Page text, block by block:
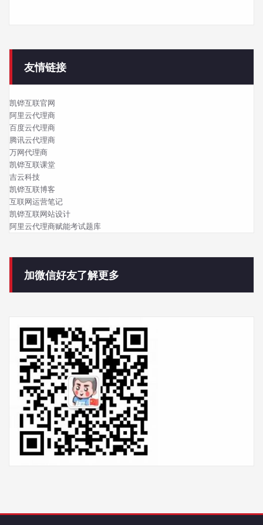
友情链接
凯铧互联官网
阿里云代理商
百度云代理商
腾讯云代理商
万网代理商
凯铧互联课堂
吉云科技
凯铧互联博客
互联网运营笔记
凯铧互联网站设计
阿里云代理商赋能考试题库
加微信好友了解更多